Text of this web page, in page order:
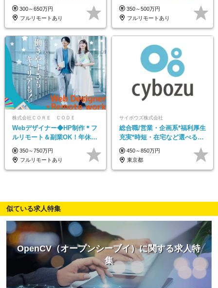
土日祝休み#年休128日
300～650万円
フルリモートあり
髪色・ネイル・服装自由#残業
少なめ#土日祝休み
350～500万円
フルリモートあり
株式会社ＣＯＲＥ ＣＯＤＥ
Webデザイナー◆HP制作＊フ
ルリモート＆副業OK！年休
128日／基本定時退社／動画編
集
350～750万円
フルリモートあり
サイボウズ株式会社
総合職/営業・企画系*福利厚生
充実*時短・在宅など選べる働
き方*賞与年2回
450～850万円
東京都
似ている求人特集
OpenCV（オープンシーブイ）に関する求人特
集